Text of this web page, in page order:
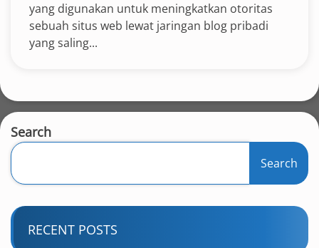
yang digunakan untuk meningkatkan otoritas
sebuah situs web lewat jaringan blog pribadi
yang saling...
Search
Search
RECENT POSTS